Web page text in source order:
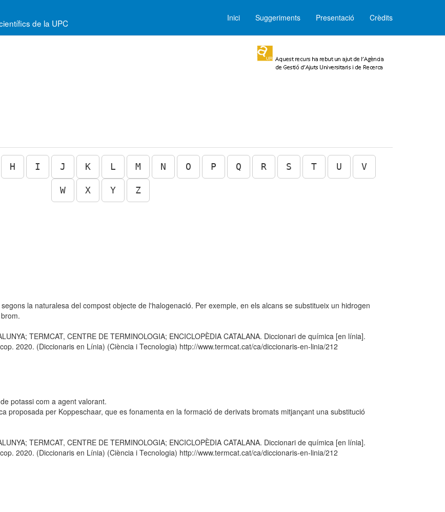
de la UPC Inici Suggeriments Presentació Crèdits
H I J K L M N O P Q R S T U V
W X Y Z
la naturalesa del compost objecte de l'halogenació. Per exemple, en els alcans se substitueix un hidrogen
TERMCAT, CENTRE DE TERMINOLOGIA; ENCICLOPÈDIA CATALANA. Diccionari de química [en línia].
2020. (Diccionaris en Línia) (Ciència i Tecnologia) http://www.termcat.cat/ca/diccionaris-en-linia/212
potassi com a agent valorant.
proposada per Koppeschaar, que es fonamenta en la formació de derivats bromats mitjançant una substitució
TERMCAT, CENTRE DE TERMINOLOGIA; ENCICLOPÈDIA CATALANA. Diccionari de química [en línia].
2020. (Diccionaris en Línia) (Ciència i Tecnologia) http://www.termcat.cat/ca/diccionaris-en-linia/212